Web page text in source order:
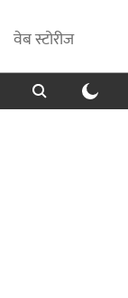
वेब स्टोरीज